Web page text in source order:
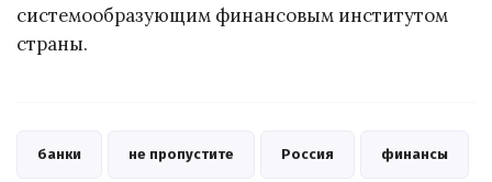
системообразующим финансовым институтом
страны.
банки не пропустите Россия финансы